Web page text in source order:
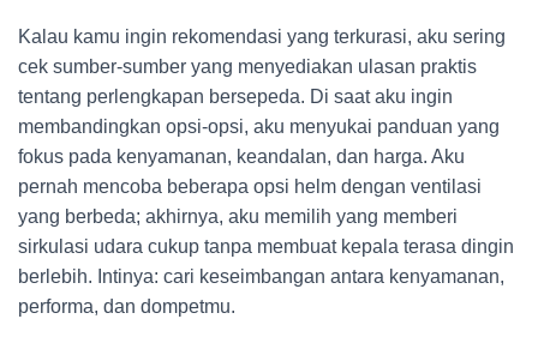
Kalau kamu ingin rekomendasi yang terkurasi, aku sering
cek sumber-sumber yang menyediakan ulasan praktis
tentang perlengkapan bersepeda. Di saat aku ingin
membandingkan opsi-opsi, aku menyukai panduan yang
fokus pada kenyamanan, keandalan, dan harga. Aku
pernah mencoba beberapa opsi helm dengan ventilasi
yang berbeda; akhirnya, aku memilih yang memberi
sirkulasi udara cukup tanpa membuat kepala terasa dingin
berlebih. Intinya: cari keseimbangan antara kenyamanan,
performa, dan dompetmu.